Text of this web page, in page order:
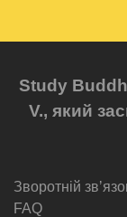
Study
V., який
Зворотній
FAQ